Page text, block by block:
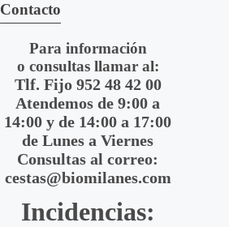
Contacto
Para información
o consultas llamar al:
Tlf. Fijo 952 48 42 00
Atendemos de 9:00 a
14:00 y de 14:00 a 17:00
de Lunes a Viernes
Consultas al correo:
cestas@biomilanes.com
Incidencias: